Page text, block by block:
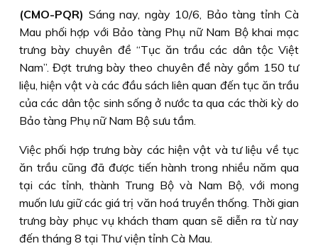
(CMO-PQR) Sáng nay, ngày 10/6, Bảo tàng tỉnh Cà
Mau phối hợp với Bảo tàng Phụ nữ Nam Bộ khai mạc
trưng bày chuyên đề “Tục ăn trầu các dân tộc Việt
Nam”. Đợt trưng bày theo chuyên đề này gồm 150 tư
liệu, hiện vật và các đầu sách liên quan đến tục ăn trầu
của các dân tộc sinh sống ở nước ta qua các thời kỳ do
Bảo tàng Phụ nữ Nam Bộ sưu tầm.
Việc phối hợp trưng bày các hiện vật và tư liệu về tục
ăn trầu cũng đã được tiến hành trong nhiều năm qua
tại các tỉnh, thành Trung Bộ và Nam Bộ, với mong
muốn lưu giữ các giá trị văn hoá truyền thống. Thời gian
trưng bày phục vụ khách tham quan sẽ diễn ra từ nay
đến tháng 8 tại Thư viện tỉnh Cà Mau.